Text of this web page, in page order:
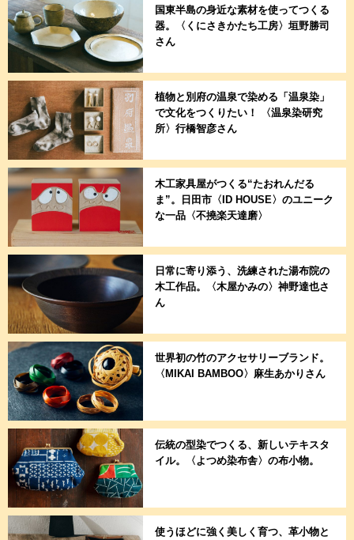
国東半島の身近な素材を使ってつくる
器。〈くにさきかたち工房〉垣野勝司
さん
植物と別府の温泉で染める「温泉染」
で文化をつくりたい！ 〈温泉染研究
所〉行橋智彦さん
木工家具屋がつくる“たおれんだる
ま”。日田市〈ID HOUSE〉のユニーク
な一品〈不撓楽天達磨〉
日常に寄り添う、洗練された湯布院の
木工作品。〈木屋かみの〉神野達也さ
ん
世界初の竹のアクセサリーブランド。
〈MIKAI BAMBOO〉麻生あかりさん
伝統の型染でつくる、新しいテキスタ
イル。〈よつめ染布舎〉の布小物。
使うほどに強く美しく育つ、革小物と